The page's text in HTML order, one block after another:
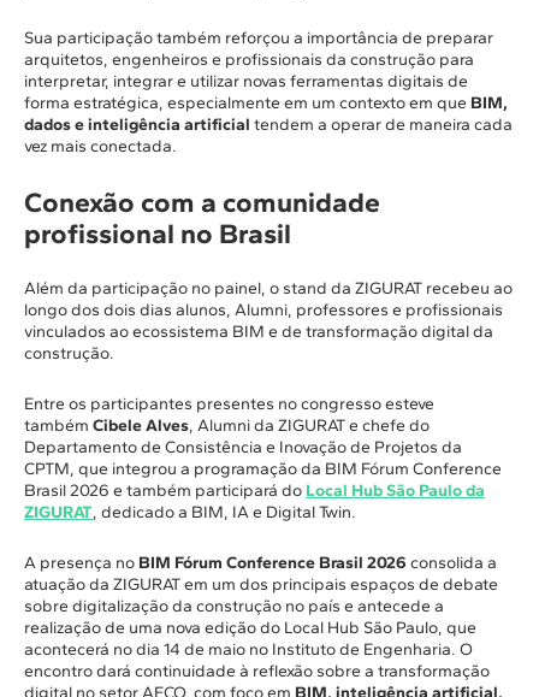
Sua participação também reforçou a importância de preparar
arquitetos, engenheiros e profissionais da construção para
interpretar, integrar e utilizar novas ferramentas digitais de
forma estratégica, especialmente em um contexto em que BIM,
dados e inteligência artificial tendem a operar de maneira cada
vez mais conectada.
Conexão com a comunidade
profissional no Brasil
Além da participação no painel, o stand da ZIGURAT recebeu ao
longo dos dois dias alunos, Alumni, professores e profissionais
vinculados ao ecossistema BIM e de transformação digital da
construção.
Entre os participantes presentes no congresso esteve
também Cibele Alves, Alumni da ZIGURAT e chefe do
Departamento de Consistência e Inovação de Projetos da
CPTM, que integrou a programação da BIM Fórum Conference
Brasil 2026 e também participará do Local Hub São Paulo da
ZIGURAT, dedicado a BIM, IA e Digital Twin.
A presença no BIM Fórum Conference Brasil 2026 consolida a
atuação da ZIGURAT em um dos principais espaços de debate
sobre digitalização da construção no país e antecede a
realização de uma nova edição do Local Hub São Paulo, que
acontecerá no dia 14 de maio no Instituto de Engenharia. O
encontro dará continuidade à reflexão sobre a transformação